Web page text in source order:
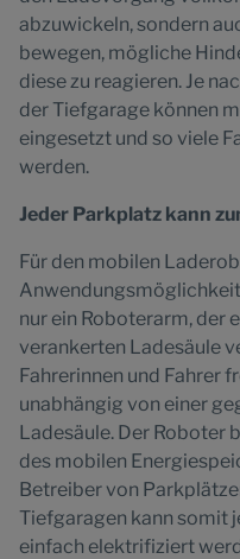
abzuwickeln, sondern
bewegen, mögliche
diese zu reagieren. Je
der Tiefgarage können
eingesetzt und so viele
werden.
Jeder Parkplatz kann
Für den mobilen
nur ein Roboterarm, der
verankerten Ladesäule
Fahrerinnen und Fahrer
unabhängig von einer
Ladesäule. Der Roboter
des mobilen
Betreiber von
Tiefgaragen kann somit
einfach elektrifiziert